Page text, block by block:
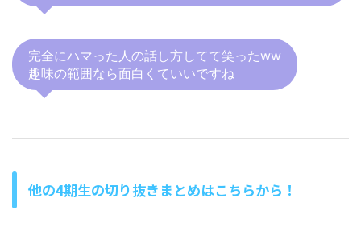
完全にハマった人の話し方してて笑ったww
趣味の範囲なら面白くていいですね
他の4期生の切り抜きまとめはこちらから！